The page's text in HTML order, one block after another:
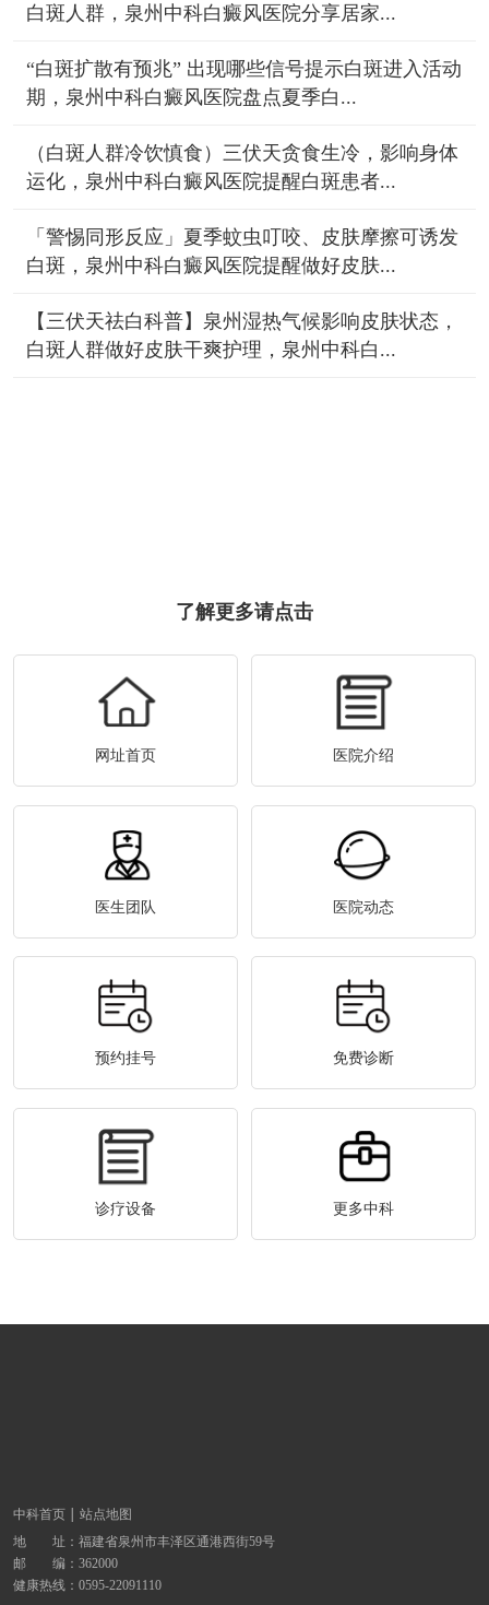
白斑人群，泉州中科白癜风医院分享居家...
“白斑扩散有预兆” 出现哪些信号提示白斑进入活动
期，泉州中科白癜风医院盘点夏季白...
（白斑人群冷饮慎食）三伏天贪食生冷，影响身体
运化，泉州中科白癜风医院提醒白斑患者...
「警惕同形反应」夏季蚊虫叮咬、皮肤摩擦可诱发
白斑，泉州中科白癜风医院提醒做好皮肤...
【三伏天祛白科普】泉州湿热气候影响皮肤状态，
白斑人群做好皮肤干爽护理，泉州中科白...
了解更多请点击
网址首页 医院介绍
医生团队 医院动态
预约挂号 免费诊断
诊疗设备 更多中科
中科首页
站点地图
地 址： 福建省泉州市丰泽区通港西街59号
邮 编：362000
健康热线： 0595-22091110